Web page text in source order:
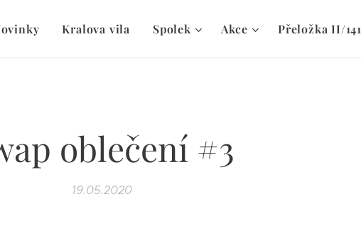
Kralova vila Spolek Akce Přeložka II/141
oblečení #3
19.05.2020